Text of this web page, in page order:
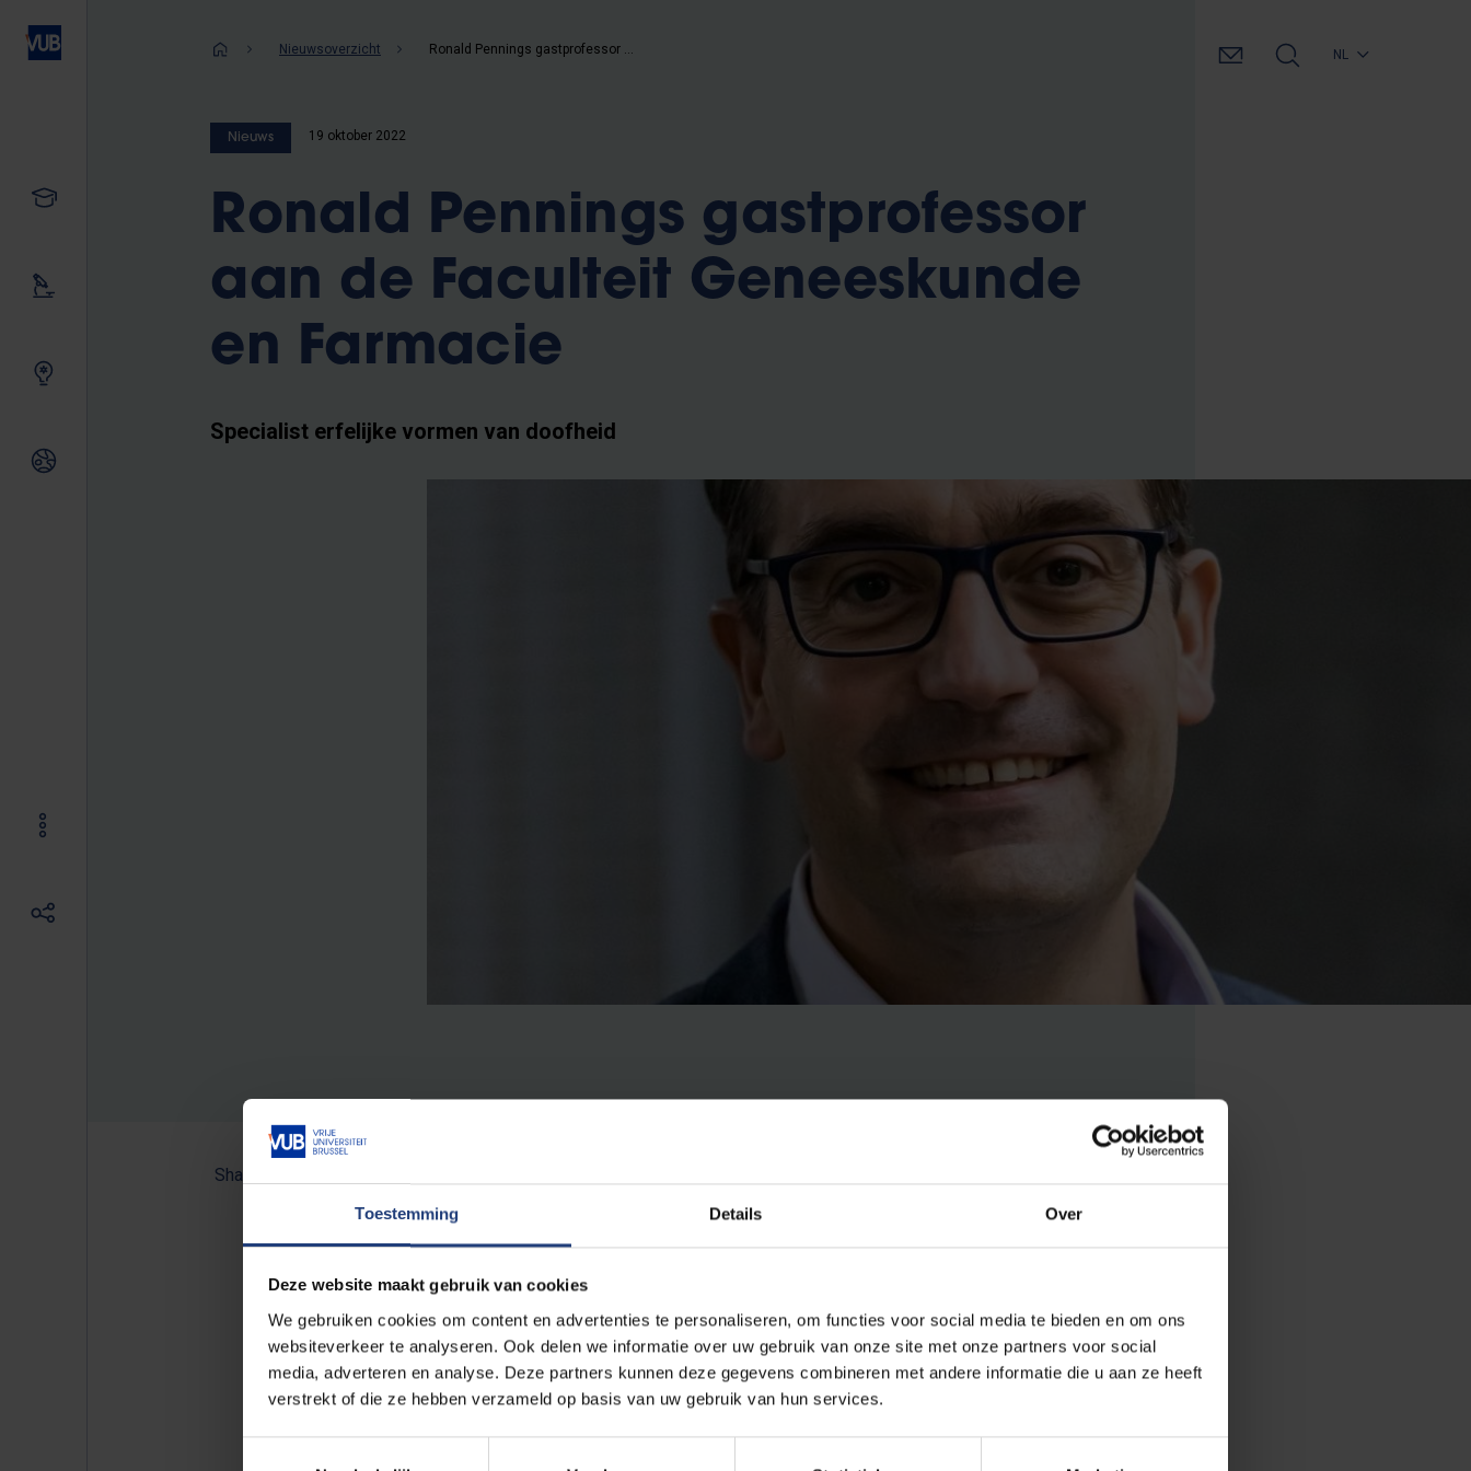
Toestemming Details Over
Deze website maakt gebruik van cookies
We gebruiken cookies om content en advertenties te personaliseren, om functies voor social media te bieden en om ons
websiteverkeer te analyseren. Ook delen we informatie over uw gebruik van onze site met onze partners voor social
media, adverteren en analyse. Deze partners kunnen deze gegevens combineren met andere informatie die u aan ze heeft
verstrekt of die ze hebben verzameld op basis van uw gebruik van hun services.
Ons onderzoek
Kruimelpad
Nieuwsoverzicht NL
Nieuws 19 oktober 2022
Ronald Pennings gastprofessor
aan de Faculteit Geneeskunde
en Farmacie
Specialist erfelijke vormen van doofheid
Share:
Dr. Ronald Pennings werd begin deze maand aangesteld als gastprofessor aan de Faculteit
Geneeskunde en Farmacie van de VUB en vervoegt zich bij het wetenschappelijk onderzoeksteam
van de dienst Keel-Neus-Oorheelkunde bij het UZ Brussel.
Hij is KNO-arts aan het Radboudumc in Nijmegen. Hij specialiseerde zich in erfelijke vormen van doofheid, zoals
onder meer het Usher syndroom en in farmacologische behandelingen van binnenooraandoeningen. Deze